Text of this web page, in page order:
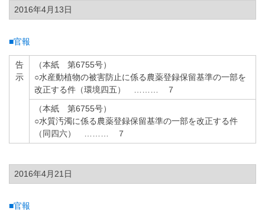
2016年4月13日
■官報
告
示
（本紙 第6755号）
○水産動植物の被害防止に係る農薬登録保留基準の一部を
改正する件（環境四五） ……… ７
（本紙 第6755号）
○水質汚濁に係る農薬登録保留基準の一部を改正する件
（同四六） ……… ７
2016年4月21日
■官報